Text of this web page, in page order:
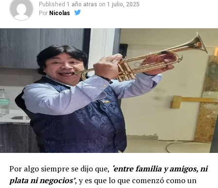
Published 1 año atras on 1 julio, 2025
Por Nicolas
Por algo siempre se dijo que, ‘entre familia y amigos, ni
plata ni negocios’, y es que lo que comenzó como un